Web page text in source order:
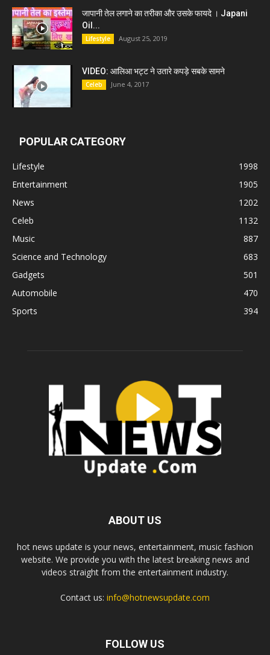
जापानी तेल लगाने का तरीका और उसके फायदे । Japani
Oil...
Lifestyle August 25, 2019
VIDEO: आलिआ भट्ट ने उतारे कपड़े सबके सामने
Celeb June 4, 2017
POPULAR CATEGORY
Lifestyle
1998
Entertainment
1905
News
1202
Celeb
1132
Music
887
Science and Technology
683
Gadgets
501
Automobile
470
Sports
394
ABOUT US
hot news update is your news, entertainment, music fashion
website. We provide you with the latest breaking news and
videos straight from the entertainment industry.
Contact us: info@hotnewsupdate.com
FOLLOW US